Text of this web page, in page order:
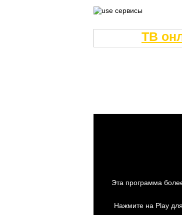
ТВ
Эта программа
Нажмите на Play